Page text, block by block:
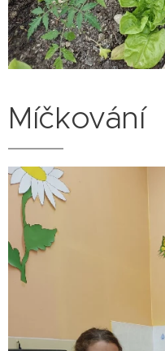
Míčkování